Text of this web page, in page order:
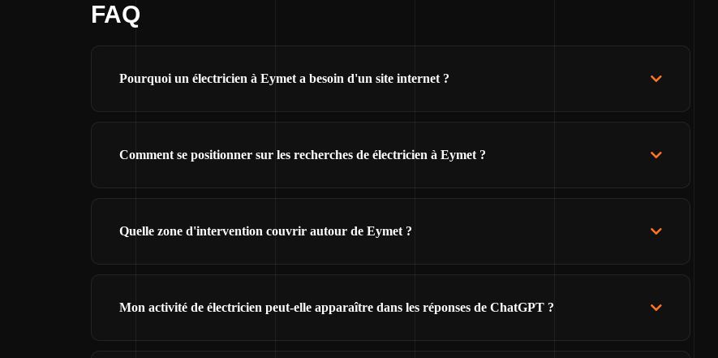
FAQ
Pourquoi un électricien à Eymet a besoin d'un site internet ?
Comment se positionner sur les recherches de électricien à Eymet ?
Quelle zone d'intervention couvrir autour de Eymet ?
Mon activité de électricien peut-elle apparaître dans les réponses de ChatGPT ?